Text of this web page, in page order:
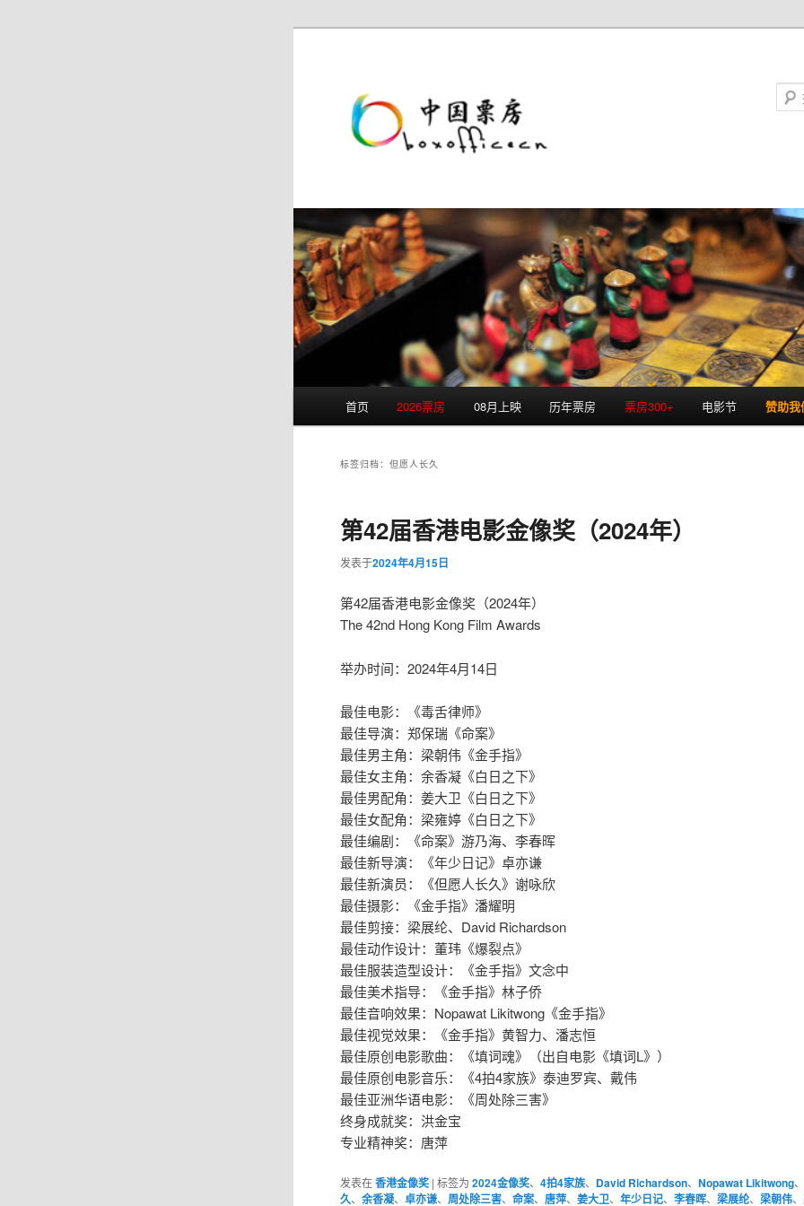
首页 2026票房 08月上映 历年票房 票房300+ 电影节 赞助我
标签归档：但愿人长久
第42届香港电影金像奖（2024年）
发表于2024年4月15日
第42届香港电影金像奖（2024年）
The 42nd Hong Kong Film Awards
举办时间：2024年4月14日
最佳电影：《毒舌律师》
最佳导演：郑保瑞《命案》
最佳男主角：梁朝伟《金手指》
最佳女主角：余香凝《白日之下》
最佳男配角：姜大卫《白日之下》
最佳女配角：梁雍婷《白日之下》
最佳编剧：《命案》游乃海、李春晖
最佳新导演：《年少日记》卓亦谦
最佳新演员：《但愿人长久》谢咏欣
最佳摄影：《金手指》潘耀明
最佳剪接：梁展纶、David Richardson
最佳动作设计：董玮《爆裂点》
最佳服装造型设计：《金手指》文念中
最佳美术指导：《金手指》林子侨
最佳音响效果：Nopawat Likitwong《金手指》
最佳视觉效果：《金手指》黄智力、潘志恒
最佳原创电影歌曲：《填词魂》（出自电影《填词L》）
​​​最佳原创电影音乐：《4拍4家族》泰迪罗宾、戴伟
最佳亚洲华语电影：《周处除三害》
终身成就奖：洪金宝
专业精神奖：唐萍
发表在 香港金像奖 |标签为 2024金像奖、4拍4家族、 David Richardson、Nopawat Likitwong
久、余香凝、卓亦谦、 周处除三害、命案、 唐萍、姜大卫、年少日记、李春晖、梁展纶、梁朝伟、